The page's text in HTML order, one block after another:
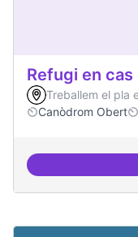
Refugi en
Treballem el pla
Canòdrom Obert